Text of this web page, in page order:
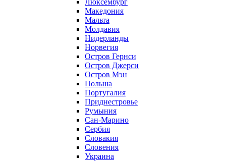
Люксембург
Македония
Мальта
Молдавия
Нидерланды
Норвегия
Остров Гернси
Остров Джерси
Остров Мэн
Польша
Португалия
Приднестровье
Румыния
Сан-Марино
Сербия
Словакия
Словения
Украина